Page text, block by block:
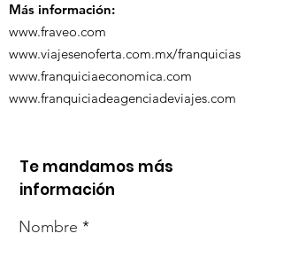
Más información:
www.fraveo.com
www.viajesenoferta.com.mx/franquicias
www.franquiciaeconomica.com
www.franquiciadeagenciadeviajes.com
Te mandamos más
información
Nombre